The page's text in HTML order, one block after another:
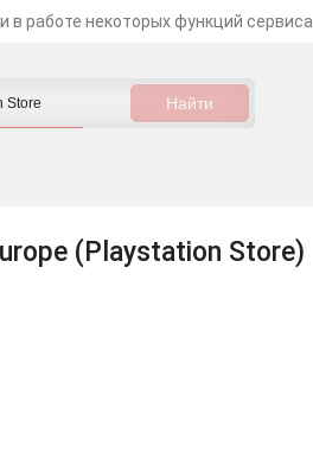
работе некоторых функций сервиса.
(Playstation Store)